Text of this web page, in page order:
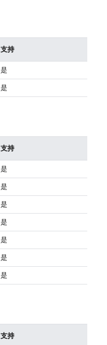
支持
是
是
支持
是
是
是
是
是
是
是
支持